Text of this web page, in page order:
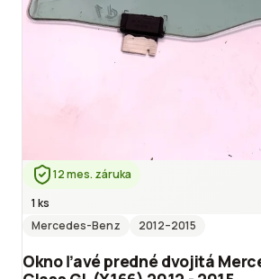
12 mes. záruka
1 ks
Mercedes-Benz
2012–2015
Okno ľavé predné dvojitá